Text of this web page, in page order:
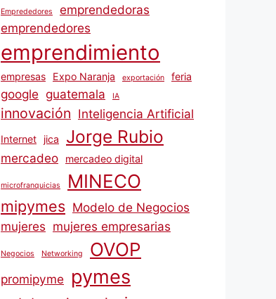
Emprededores
emprendedoras
emprendedores
emprendimiento
empresas Expo Naranja exportación feria
google guatemala IA
innovación Inteligencia Artificial
Internet jica Jorge Rubio
mercadeo mercadeo digital
microfranquicias MINECO
mipymes Modelo de Negocios
mujeres mujeres empresarias
Negocios Networking OVOP
promipyme pymes